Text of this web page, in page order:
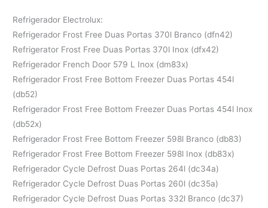
Refrigerador Electrolux:
Refrigerador Frost Free Duas Portas 370l Branco (dfn42)
Refrigerator Frost Free Duas Portas 370l Inox (dfx42)
Refrigerador French Door 579 L Inox (dm83x)
Refrigerador Frost Free Bottom Freezer Duas Portas 454l
(db52)
Refrigerador Frost Free Bottom Freezer Duas Portas 454l Inox
(db52x)
Refrigerador Frost Free Bottom Freezer 598l Branco (db83)
Refrigerador Frost Free Bottom Freezer 598l Inox (db83x)
Refrigerador Cycle Defrost Duas Portas 264l (dc34a)
Refrigerador Cycle Defrost Duas Portas 260l (dc35a)
Refrigerador Cycle Defrost Duas Portas 332l Branco (dc37)